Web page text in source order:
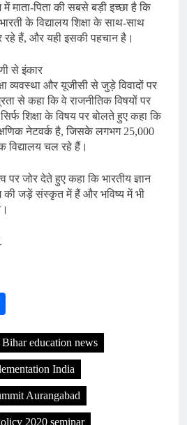
माता-पिता की सबसे बड़ी इच्छा है कि
के विद्यालय शिक्षा के साथ-साथ
हैं, और यही इसकी पहचान है।
से इंकार
व्यवस्था और यूजीसी से जुड़े विवादों पर
से कहा कि वे राजनीतिक विषयों पर
शिक्षा के विषय पर बोलते हुए कहा कि
नेटवर्क है, जिसके लगभग 25,000
विद्यालय चल रहे हैं।
पर जोर देते हुए कहा कि भारतीय ज्ञान
की जड़ें संस्कृत में हैं और भविष्य में भी
education news
India
Aurangabad
2020 seminar